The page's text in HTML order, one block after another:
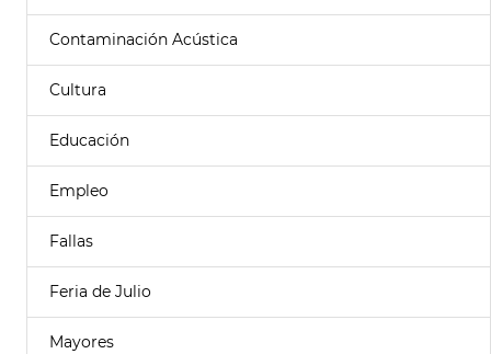
Contaminación Acústica
Cultura
Educación
Empleo
Fallas
Feria de Julio
Mayores